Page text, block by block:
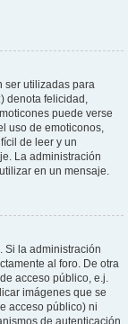
ser utilizadas para
denota felicidad,
puede verse
uso de emoticonos,
de leer y un
La administración
en un mensaje.
Si la administración
al foro. De otra
acceso público, e.j.
imágenes que se
acceso público) ni
de autenticación,